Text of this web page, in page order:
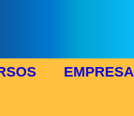
EMPRESA